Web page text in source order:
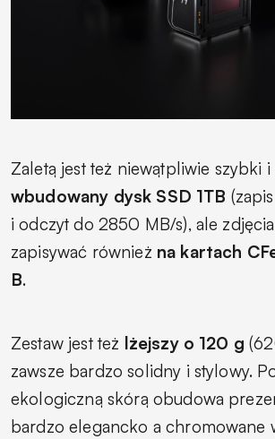
Zaletą jest też niewątpliwie szybki
wbudowany dysk SSD 1TB
i odczyt do 2850 MB/s), ale
zapisywać również na kartach
B.
Zestaw jest też lżejszy o 120 g
zawsze bardzo solidny i stylowy.
ekologiczną skórą obudowa
bardzo elegancko a chromowane